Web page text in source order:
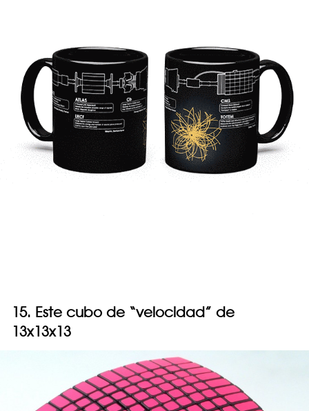
15. Este cubo de “velocidad” de
13x13x13